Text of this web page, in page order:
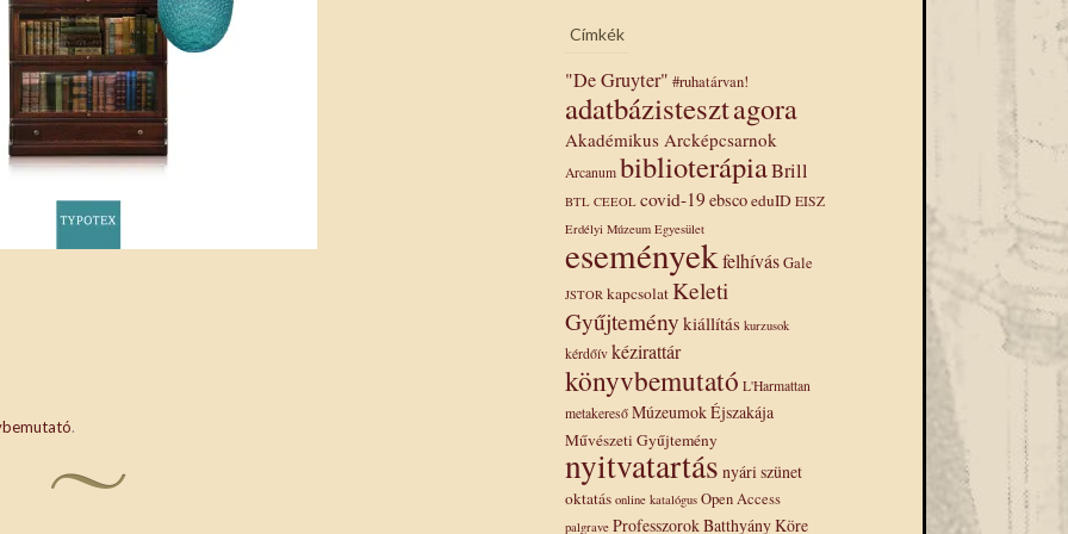
.
Címkék
"De Gruyter" #ruhatárvan!
adatbázistesztagora
Akadémikus Arcképcsarnok
Arcanum biblioterápiaBrill
BTL CEEOL covid-19 ebscoeduID EISZ
Erdélyi Múzeum Egyesület
eseményekfelhívásGale
JSTOR kapcsolatKeleti
Gyűjtemény kiállítás kurzusok
kérdőív kézirattár
könyvbemutató L'Harmattan
metakereső Múzeumok Éjszakája
Művészeti Gyűjtemény
nyitvatartás nyári szünet
oktatás online katalógus Open Access
palgrave Professzorok Batthyány Köre